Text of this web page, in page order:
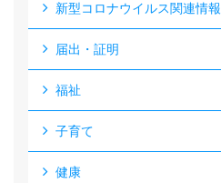
新型コロナウイルス関連情報
届出・証明
福祉
子育て
健康